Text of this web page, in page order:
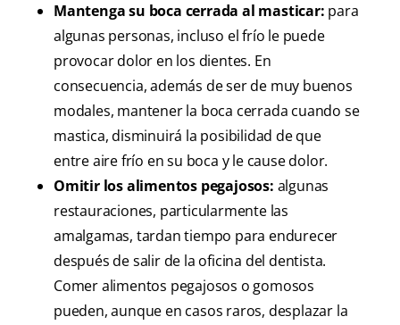
Mantenga su boca cerrada al masticar: para
algunas personas, incluso el frío le puede
provocar dolor en los dientes. En
consecuencia, además de ser de muy buenos
modales, mantener la boca cerrada cuando se
mastica, disminuirá la posibilidad de que
entre aire frío en su boca y le cause dolor.
Omitir los alimentos pegajosos: algunas
restauraciones, particularmente las
amalgamas, tardan tiempo para endurecer
después de salir de la oficina del dentista.
Comer alimentos pegajosos o gomosos
pueden, aunque en casos raros, desplazar la